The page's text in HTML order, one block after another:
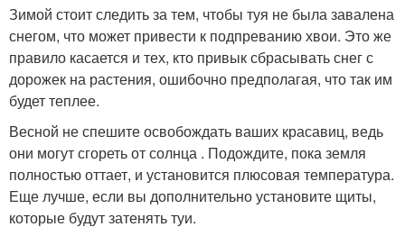
Зимой стоит следить за тем, чтобы туя не была завалена
снегом, что может привести к подпреванию хвои. Это же
правило касается и тех, кто привык сбрасывать снег с
дорожек на растения, ошибочно предполагая, что так им
будет теплее.
Весной не спешите освобождать ваших красавиц, ведь
они могут сгореть от солнца . Подождите, пока земля
полностью оттает, и установится плюсовая температура.
Еще лучше, если вы дополнительно установите щиты,
которые будут затенять туи.